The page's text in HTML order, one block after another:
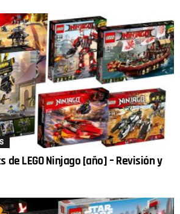
de LEGO Ninjago [año] – Revisión y